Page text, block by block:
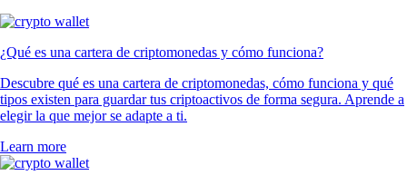
¿Qué es una cartera de criptomonedas y cómo funciona?
Descubre qué es una cartera de criptomonedas, cómo funciona y qué
tipos existen para guardar tus criptoactivos de forma segura. Aprende a
elegir la que mejor se adapte a ti.
Learn more